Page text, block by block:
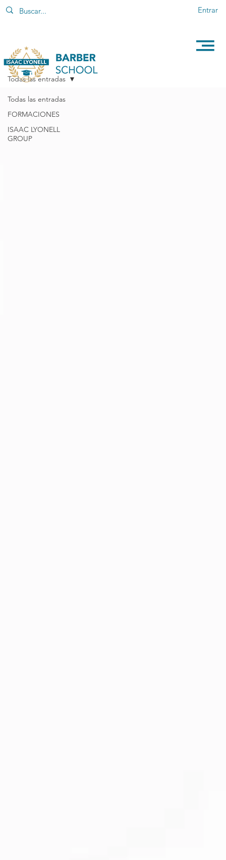
Entrar
Todas las entradas
FORMACIONES
ISAAC LYONELL
GROUP
Todas las entradas